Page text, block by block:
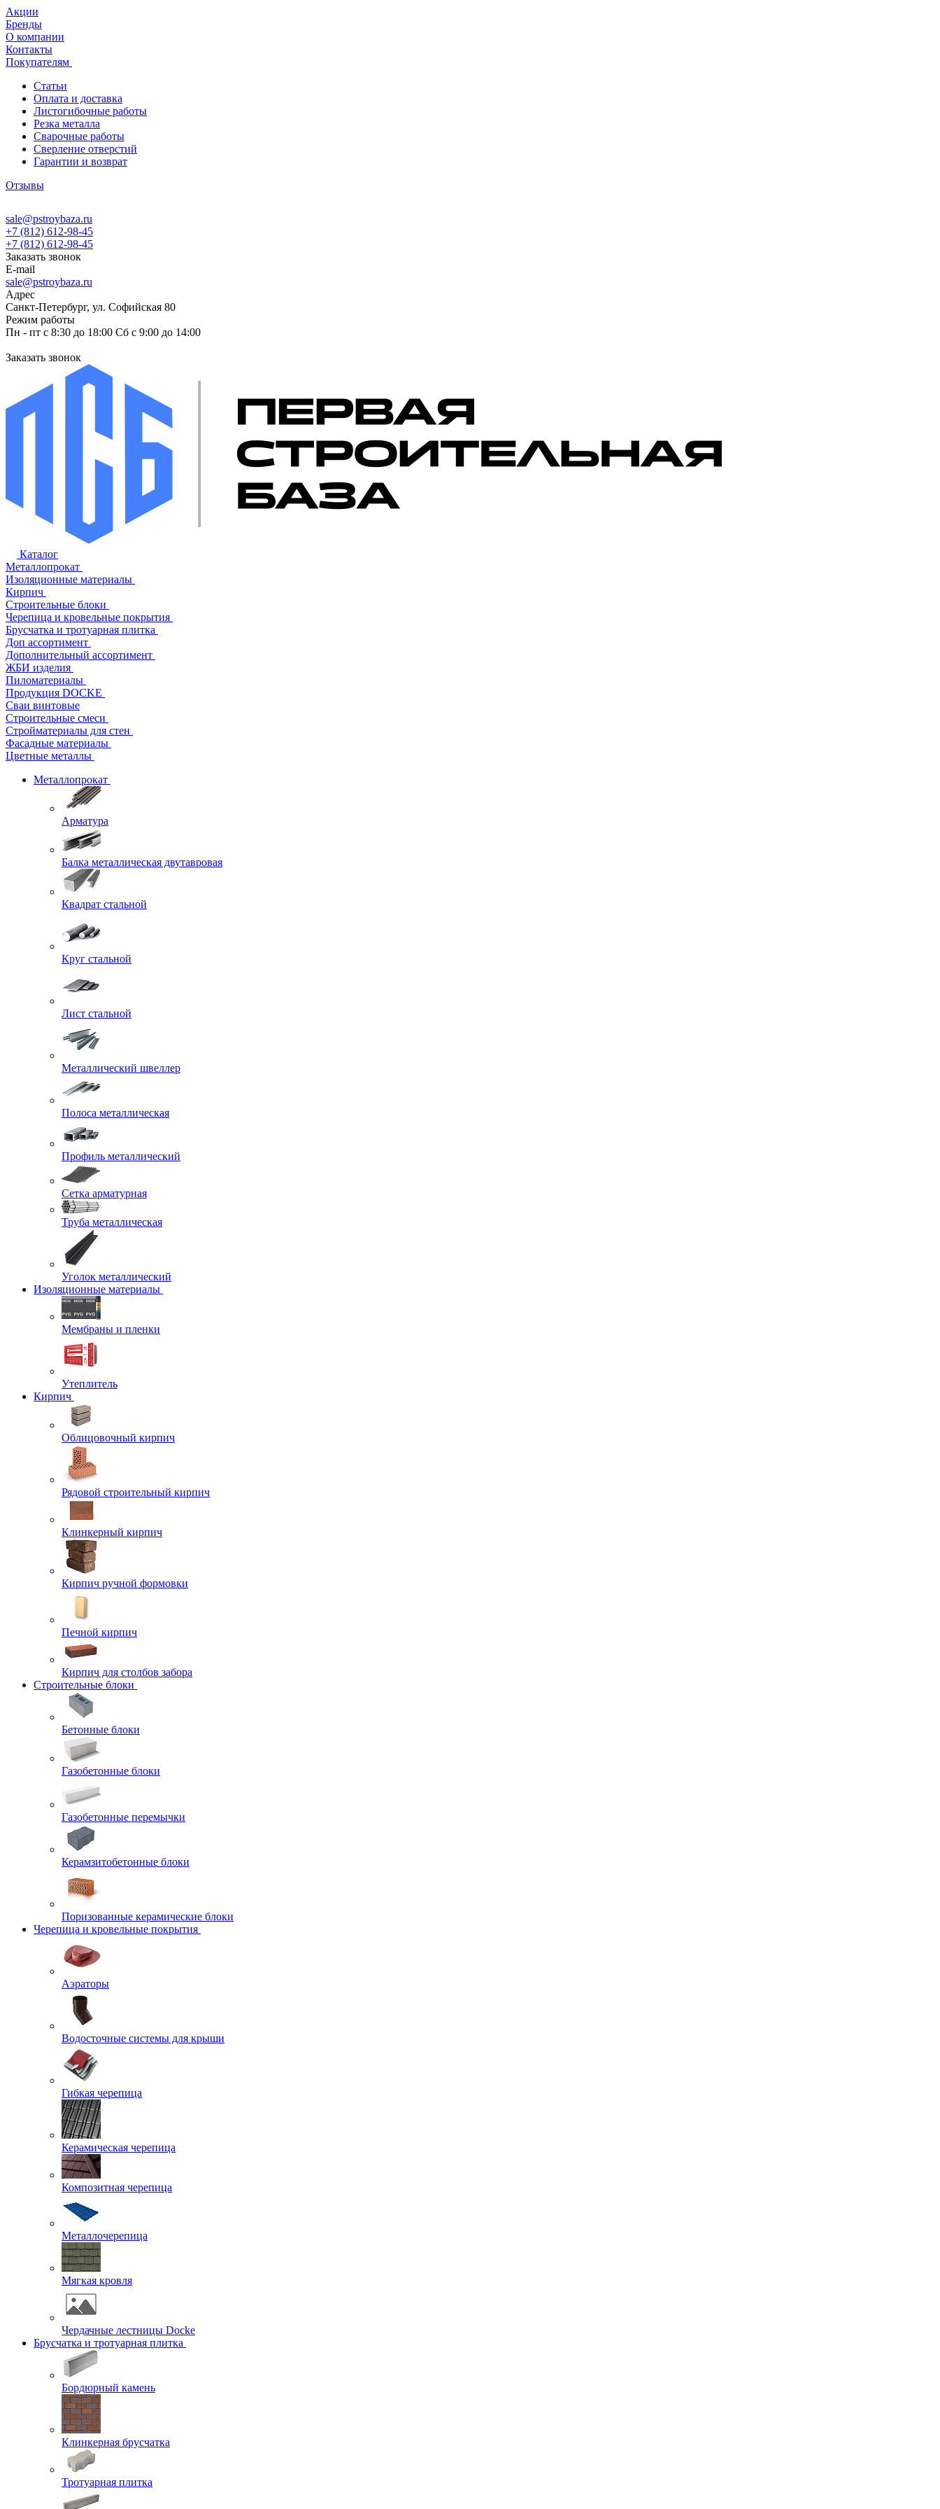
Акции
Бренды
О компании
Контакты
Покупателям
Статьи
Оплата и доставка
Листогибочные работы
Резка металла
Сварочные работы
Сверление отверстий
Гарантии и возврат
Отзывы
sale@pstroybaza.ru
+7 (812) 612-98-45
+7 (812) 612-98-45
Заказать звонок
E-mail
sale@pstroybaza.ru
Адрес
Санкт-Петербург, ул. Софийская 80
Режим работы
Пн - пт с 8:30 до 18:00 Сб с 9:00 до 14:00
Заказать звонок
Каталог
Металлопрокат
Изоляционные материалы
Кирпич
Строительные блоки
Черепица и кровельные покрытия
Брусчатка и тротуарная плитка
Доп ассортимент
Дополнительный ассортимент
ЖБИ изделия
Пиломатериалы
Продукция DOCKE
Сваи винтовые
Строительные смеси
Стройматериалы для стен
Фасадные материалы
Цветные металлы
Металлопрокат
Арматура
Балка металлическая двутавровая
Квадрат стальной
Круг стальной
Лист стальной
Металлический швеллер
Полоса металлическая
Профиль металлический
Сетка арматурная
Труба металлическая
Уголок металлический
Изоляционные материалы
Мембраны и пленки
Утеплитель
Кирпич
Облицовочный кирпич
Рядовой строительный кирпич
Клинкерный кирпич
Кирпич ручной формовки
Печной кирпич
Кирпич для столбов забора
Строительные блоки
Бетонные блоки
Газобетонные блоки
Газобетонные перемычки
Керамзитобетонные блоки
Поризованные керамические блоки
Черепица и кровельные покрытия
Аэраторы
Водосточные системы для крыши
Гибкая черепица
Керамическая черепица
Композитная черепица
Металлочерепица
Мягкая кровля
Чердачные лестницы Docke
Брусчатка и тротуарная плитка
Бордюрный камень
Клинкерная брусчатка
Тротуарная плитка